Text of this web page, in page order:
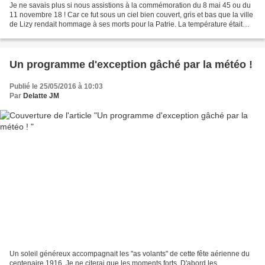
Je ne savais plus si nous assistions à la commémoration du 8 mai 45 ou du
11 novembre 18 ! Car ce fut sous un ciel bien couvert, gris et bas que la ville
de Lizy rendait hommage à ses morts pour la Patrie. La température était
Un programme d'exception gâché par la météo !
Publié le 25/05/2016 à 10:03
Par Delatte JM
Un soleil généreux accompagnait les "as volants" de cette fête aérienne du
centenaire 1916. Je ne citerai que les moments forts. D'abord les